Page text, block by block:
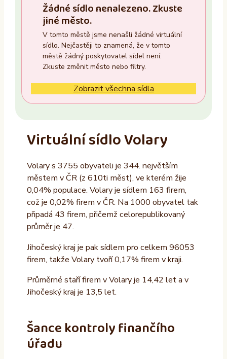
Ano
Ne
Recepce
Ano
Ne
Ne
Provozovatel
ALTAXO SE
COMEFLEX CONSULTING s.r.o.
Firmus a.s.
Žádné sídlo nenalezeno. Zkuste
jiné město.
V tomto městě jsme nenašli žádné virtuální
sídlo. Nejčastěji to znamená, že v tomto
městě žádný poskytovatel sídel není.
Zkuste změnit město nebo filtry.
Zobrazit všechna sídla
Virtuální sídlo Volary
Volary s 3755 obyvateli je 344. největším
městem v ČR (z 610ti měst), ve kterém žije
0,04% populace. Volary je sídlem 163 firem,
což je 0,02% firem v ČR. Na 1000 obyvatel tak
připadá 43 firem, přičemž celorepublikovaný
průměr je 47.
Jihočeský kraj je pak sídlem pro celkem 96053
firem, takže Volary tvoří 0,17% firem v kraji.
Průměrné staří firem v Volary je 14,42 let a v
Jihočeský kraj je 13,5 let.
Šance kontroly finančího
úřadu